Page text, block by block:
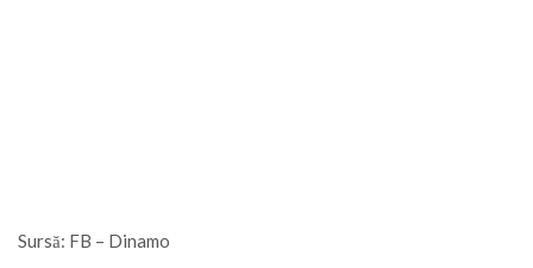
Sursă: FB – Dinamo